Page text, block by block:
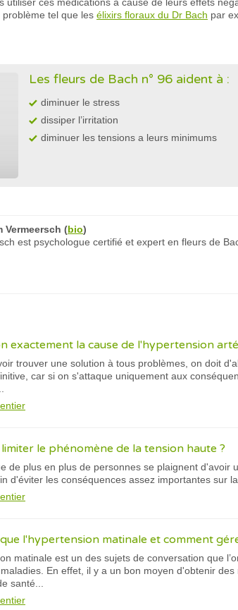
tel que les élixirs floraux du Dr Bach par
Les fleurs de Bach n° 96 aident à :
diminuer le stress
dissiper l’irritation
diminuer les tensions a leurs minimums
Vermeersch (bio)
est psychologue certifié et expert en fleurs de
exactement la cause de l'hypertension
trouver une solution à tous problèmes, on doit
car si on s'attaque uniquement aux
le phénomène de la tension haute ?
de plus en plus de personnes se plaignent
d'éviter les conséquences assez importantes sur
l'hypertension matinale et comment
matinale est un des sujets de conversation que
En effet, il y a un bon moyen d'obtenir
santé...